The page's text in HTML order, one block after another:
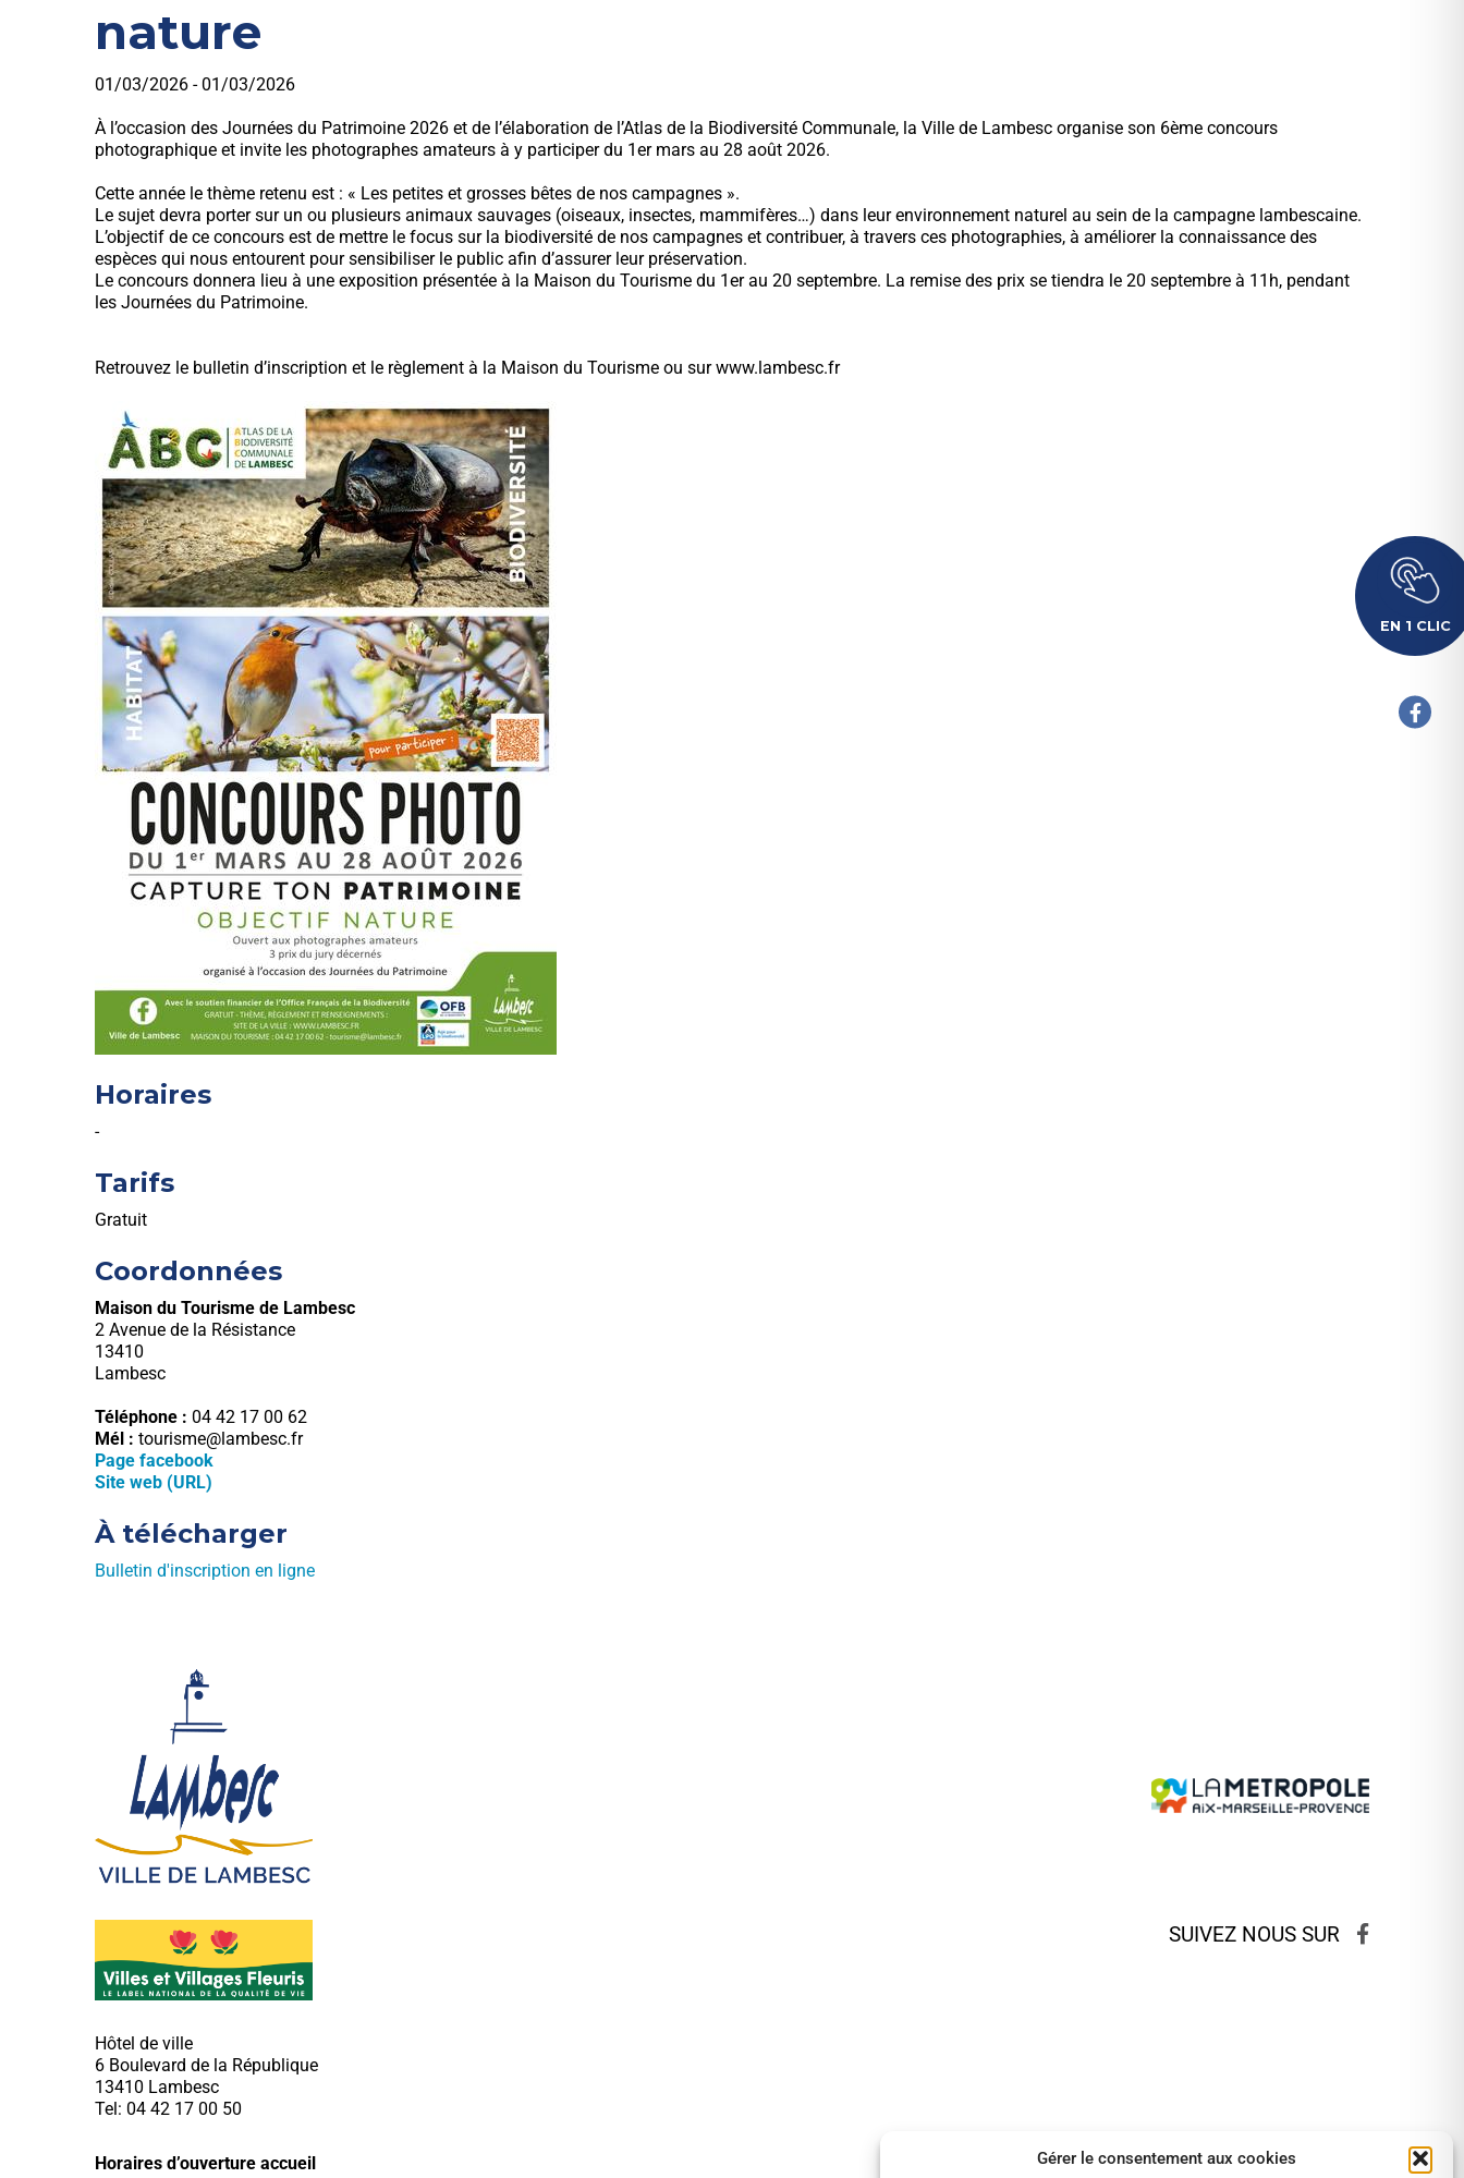
Gérer le consentement aux cookies
EN 1 CLIC
nature
01/03/2026 - 01/03/2026
À l’occasion des Journées du Patrimoine 2026 et de l’élaboration de l’Atlas de la Biodiversité Communale, la Ville de Lambesc organise son 6ème concours
photographique et invite les photographes amateurs à y participer du 1er mars au 28 août 2026.
Cette année le thème retenu est : « Les petites et grosses bêtes de nos campagnes ».
Le sujet devra porter sur un ou plusieurs animaux sauvages (oiseaux, insectes, mammifères…) dans leur environnement naturel au sein de la campagne lambescaine.
L’objectif de ce concours est de mettre le focus sur la biodiversité de nos campagnes et contribuer, à travers ces photographies, à améliorer la connaissance des
espèces qui nous entourent pour sensibiliser le public afin d’assurer leur préservation.
Le concours donnera lieu à une exposition présentée à la Maison du Tourisme du 1er au 20 septembre. La remise des prix se tiendra le 20 septembre à 11h, pendant
les Journées du Patrimoine.
Retrouvez le bulletin d’inscription et le règlement à la Maison du Tourisme ou sur www.lambesc.fr
Horaires
-
Tarifs
Gratuit
Coordonnées
Maison du Tourisme de Lambesc
2 Avenue de la Résistance
13410
Lambesc
Téléphone : 04 42 17 00 62
Mél : tourisme@lambesc.fr
Page facebook
Site web (URL)
À télécharger
Bulletin d'inscription en ligne
Hôtel de ville
6 Boulevard de la République
13410 Lambesc
Tel: 04 42 17 00 50
Horaires d’ouverture accueil
SUIVEZ NOUS SUR